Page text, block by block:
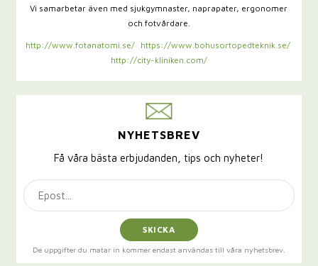
Vi samarbetar även med sjukgymnaster, naprapater, ergonomer
och fotvårdare.
http://www.fotanatomi.se/
https://www.bohusortopedteknik.se/
http://city-kliniken.com/
NYHETSBREV
Få våra bästa erbjudanden, tips och nyheter!
SKICKA
De uppgifter du matar in kommer endast användas till våra nyhetsbrev.